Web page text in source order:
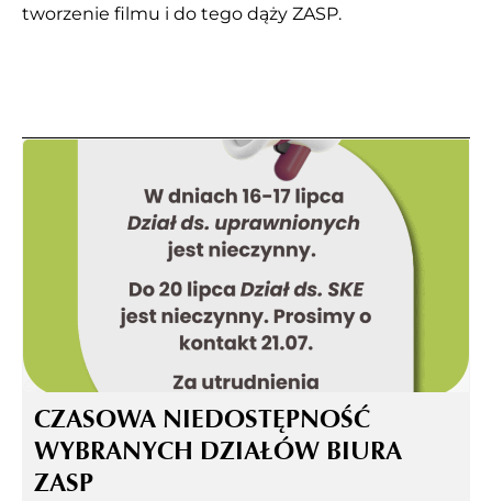
tworzenie filmu i do tego dąży ZASP.
CZASOWA NIEDOSTĘPNOŚĆ
WYBRANYCH DZIAŁÓW BIURA
ZASP